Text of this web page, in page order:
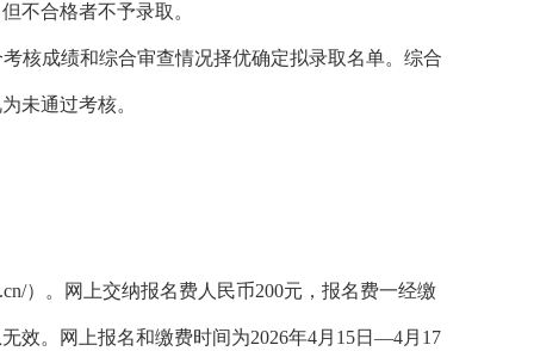
不合格者不予录取。
核成绩和综合审查情况择优确定拟录取名单。综合
未通过考核。
）。网上交纳报名费人民币200元，报名费一经缴
效。网上报名和缴费时间为2026年4月 15日—4月 17